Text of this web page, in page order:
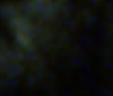
Hors-Festival